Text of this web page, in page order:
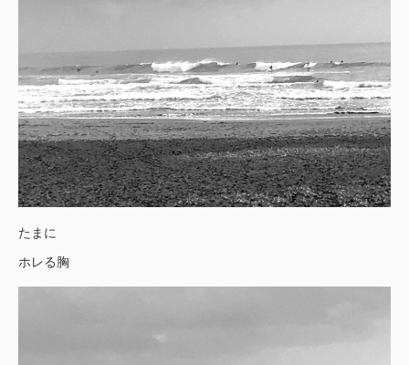
たまに
ホレる胸